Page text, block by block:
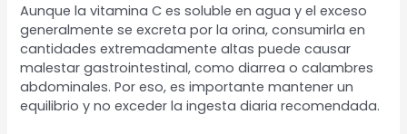
Aunque la vitamina C es soluble en agua y el exceso
generalmente se excreta por la orina, consumirla en
cantidades extremadamente altas puede causar
malestar gastrointestinal, como diarrea o calambres
abdominales. Por eso, es importante mantener un
equilibrio y no exceder la ingesta diaria recomendada.